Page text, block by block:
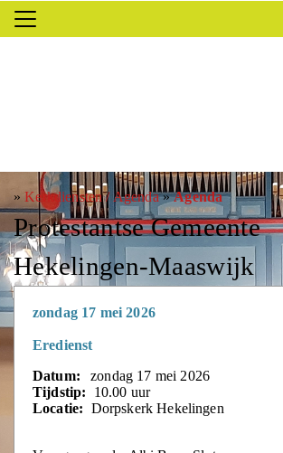
»Kerkdiensten / Agenda»Agenda
Protestantse Gemeente
Hekelingen-Maaswijk
zondag 17 mei 2026
Eredienst
Datum:
zondag 17 mei 2026
Tijdstip:
10.00 uur
Locatie: Dorpskerk Hekelingen